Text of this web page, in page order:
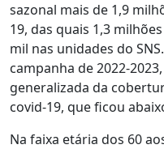
sazonal mais de 1,9
19, das quais 1,3
mil nas unidades do
campanha de 2022-
generalizada da
covid-19, que ficou
Na faixa etária dos 60